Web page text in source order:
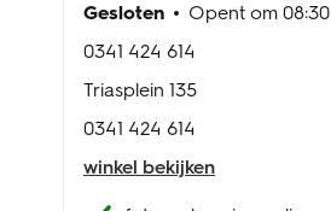
Gesloten
Opent om 08:30
0341 424 614
Triasplein 135
0341 424 614
winkel bekijken